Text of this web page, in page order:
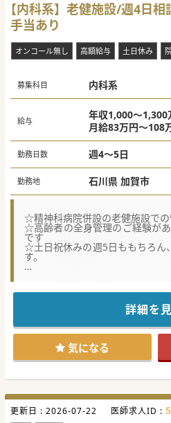
【内科系】老健施設/週4日
手当あり
オンコール無し 高額給与 土日休み
募集科目 内科系
給与
年収1,000～1,300
月給83万円～108
勤務日数 週4～5日
勤務地 石川県 加賀市
☆精神科病院併設の老健施設で
☆高齢者の全身管理のご経験が
です
☆土日祝休みの週5日ももちろん
す。
充実させたい先生にお勧めです。
少しでも気になる方はお気軽に
#秋入職可
詳細を
気になる
更新日 : 2026-07-22 医師求人ID :